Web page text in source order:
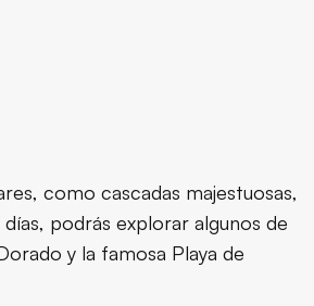
como cascadas majestuosas,
podrás explorar algunos de
y la famosa Playa de